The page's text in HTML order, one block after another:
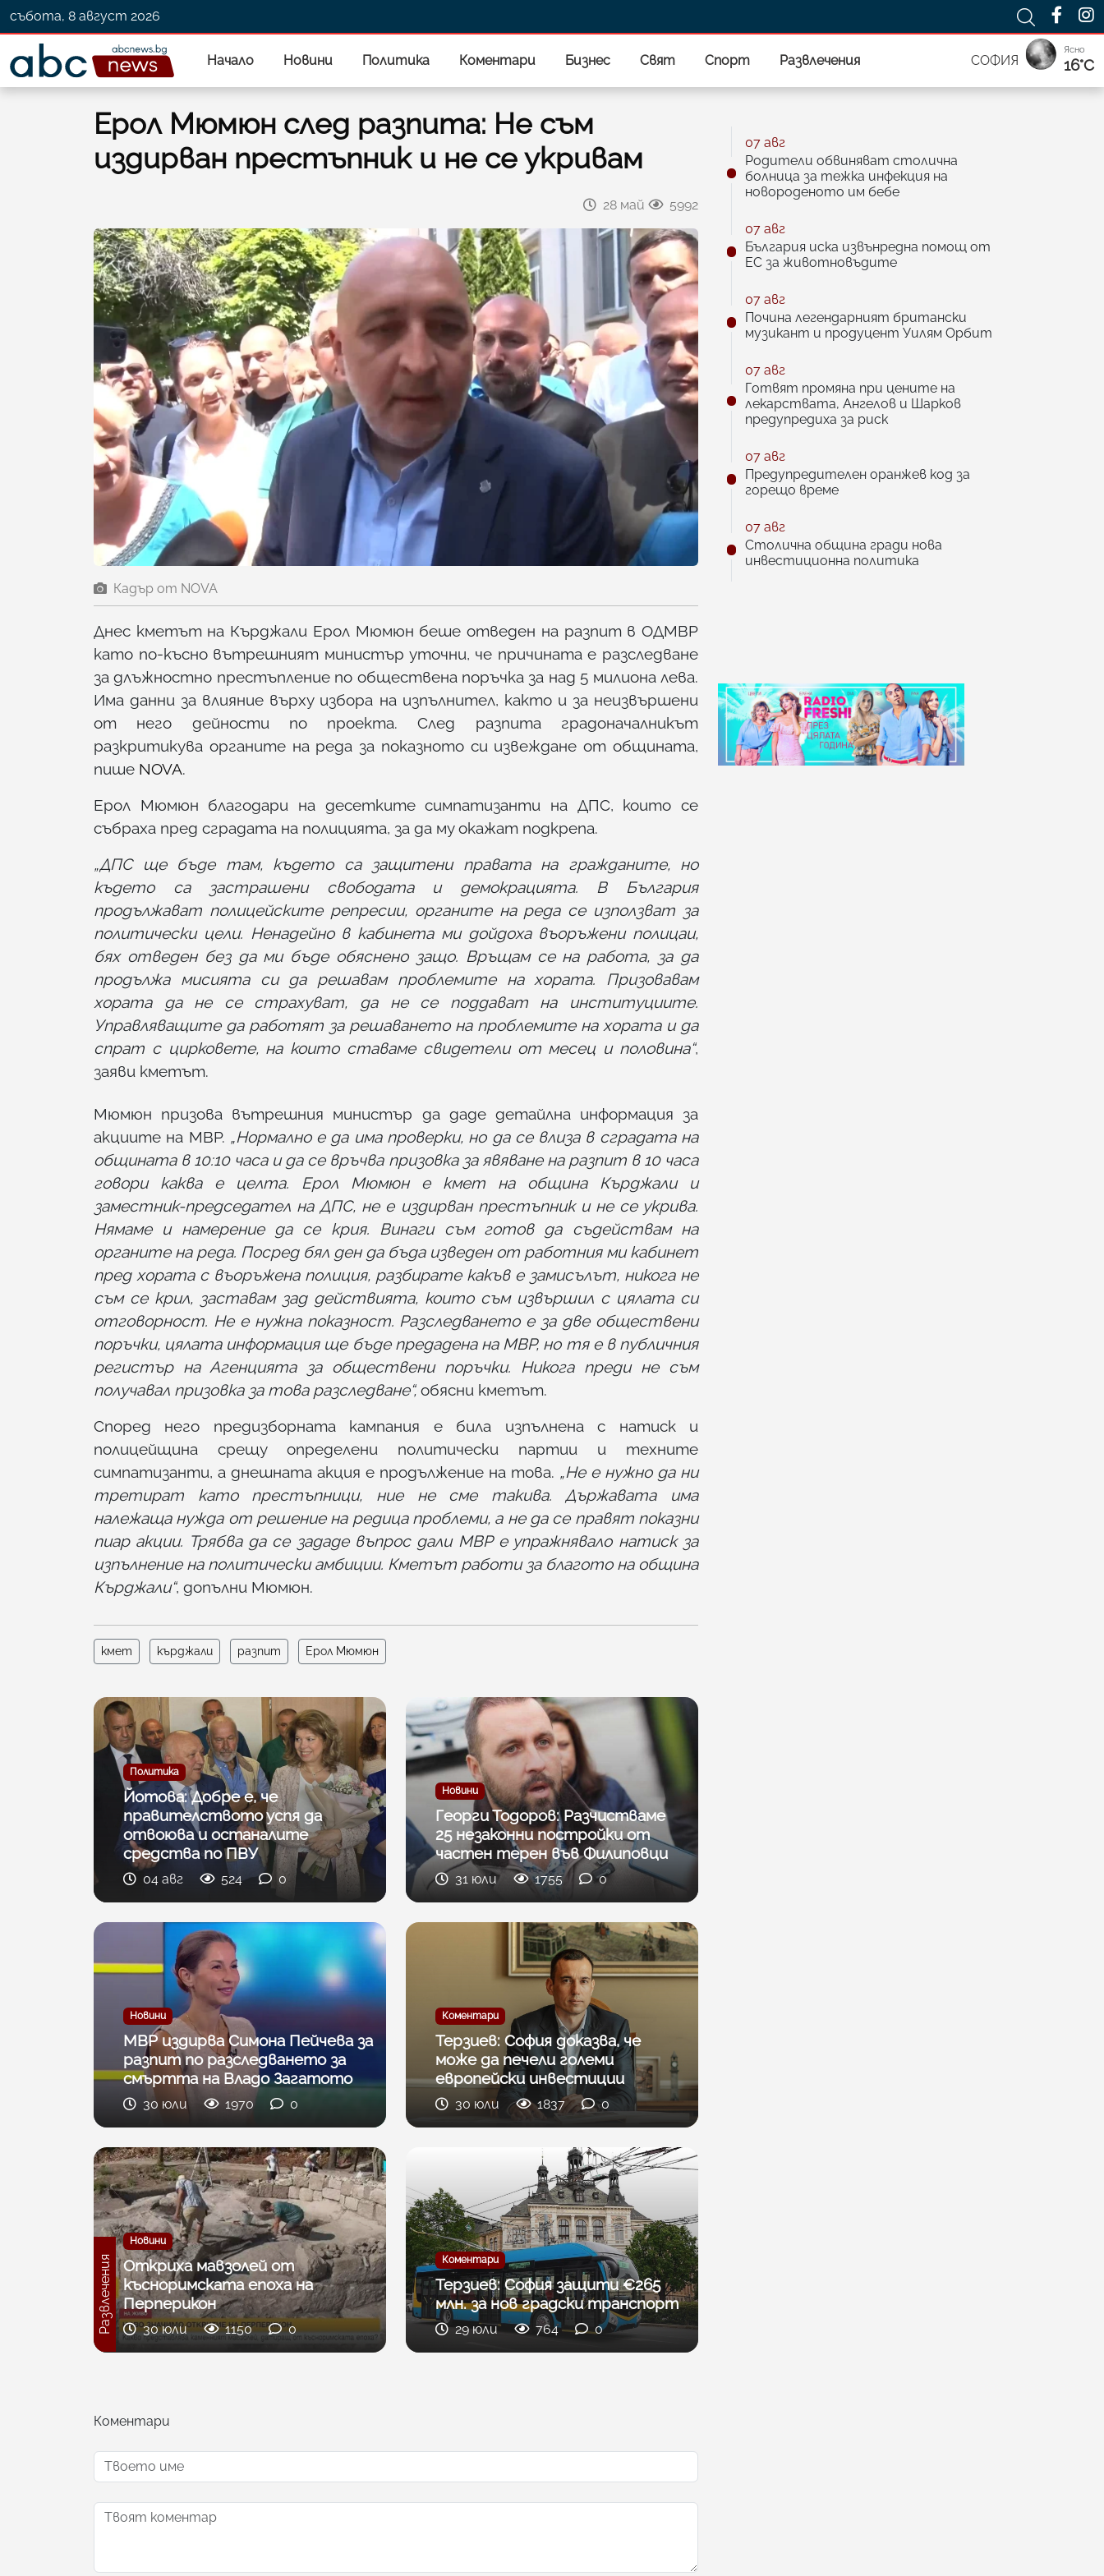
събота, 8 август 2026
Начало Новини Политика Коментари Бизнес Свят Спорт Развлечения СОФИЯ
Ясно
16°C
Ерол Мюмюн след разпита: Не съм
издирван престъпник и не се укривам
28 май 5992
Кадър от NOVA
Днес кметът на Кърджали Ерол Мюмюн беше отведен на разпит в ОДМВР
като по-късно вътрешният министър уточни, че причината е разследване
за длъжностно престъпление по обществена поръчка за над 5 милиона лева.
Има данни за влияние върху избора на изпълнител, както и за неизвършени
от него дейности по проекта. След разпита градоначалникът
разкритикува органите на реда за показното си извеждане от общината,
пише NOVA.
Ерол Мюмюн благодари на десетките симпатизанти на ДПС, които се
събраха пред сградата на полицията, за да му окажат подкрепа.
„ДПС ще бъде там, където са защитени правата на гражданите, но
където са застрашени свободата и демокрацията. В България
продължават полицейските репресии, органите на реда се използват за
политически цели. Ненадейно в кабинета ми дойдоха въоръжени полицаи,
бях отведен без да ми бъде обяснено защо. Връщам се на работа, за да
продължа мисията си да решавам проблемите на хората. Призовавам
хората да не се страхуват, да не се поддават на институциите.
Управляващите да работят за решаването на проблемите на хората и да
спрат с цирковете, на които ставаме свидетели от месец и половина“,
заяви кметът.
Мюмюн призова вътрешния министър да даде детайлна информация за
акциите на МВР. „Нормално е да има проверки, но да се влиза в сградата на
общината в 10:10 часа и да се връчва призовка за явяване на разпит в 10 часа
говори каква е целта. Ерол Мюмюн е кмет на община Кърджали и
заместник-председател на ДПС, не е издирван престъпник и не се укрива.
Нямаме и намерение да се крия. Винаги съм готов да съдействам на
органите на реда. Посред бял ден да бъда изведен от работния ми кабинет
пред хората с въоръжена полиция, разбирате какъв е замисълът, никога не
съм се крил, заставам зад действията, които съм извършил с цялата си
отговорност. Не е нужна показност. Разследването е за две обществени
поръчки, цялата информация ще бъде предадена на МВР, но тя е в публичния
регистър на Агенцията за обществени поръчки. Никога преди не съм
получавал призовка за това разследване“, обясни кметът.
Според него предизборната кампания е била изпълнена с натиск и
полицейщина срещу определени политически партии и техните
симпатизанти, а днешната акция е продължение на това. „Не е нужно да ни
третират като престъпници, ние не сме такива. Държавата има
належаща нужда от решение на редица проблеми, а не да се правят показни
пиар акции. Трябва да се зададе въпрос дали МВР е упражнявало натиск за
изпълнение на политически амбиции. Кметът работи за благото на община
Кърджали“, допълни Мюмюн.
кмет кърджали разпит Ерол Мюмюн
Политика
Йотова: Добре е, че
правителството успя да
отвоюва и останалите
средства по ПВУ
04 авг 524 0
Новини
Георги Тодоров: Разчистваме
25 незаконни постройки от
частен терен във Филиповци
31 юли 1755 0
Новини
МВР издирва Симона Пейчева за
разпит по разследването за
смъртта на Владо Загатото
30 юли 1970 0
Коментари
Терзиев: София доказва, че
може да печели големи
европейски инвестиции
30 юли 1837 0
Новини
Развлечения
Откриха мавзолей от
късноримската епоха на
Перперикон
30 юли 1150 0
Коментари
Терзиев: София защити €265
млн. за нов градски транспорт
29 юли 764 0
Коментари
07 авг
Родители обвиняват столична
болница за тежка инфекция на
новороденото им бебе
07 авг
България иска извънредна помощ от
ЕС за животновъдите
07 авг
Почина легендарният британски
музикант и продуцент Уилям Орбит
07 авг
Готвят промяна при цените на
лекарствата, Ангелов и Шарков
предупредиха за риск
07 авг
Предупредителен оранжев код за
горещо време
07 авг
Столична община гради нова
инвестиционна политика